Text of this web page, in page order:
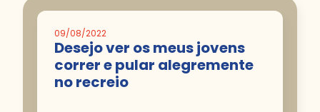
09/08/2022
Desejo ver os meus jovens
correr e pular alegremente
no recreio